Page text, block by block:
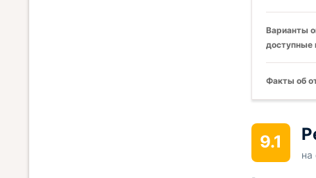
Варианты
доступные
Факты об
9.1
на